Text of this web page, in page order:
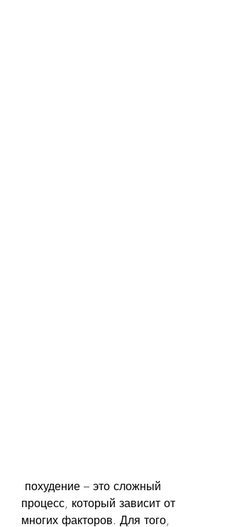
процесс, который зависит от
многих факторов. Для того,